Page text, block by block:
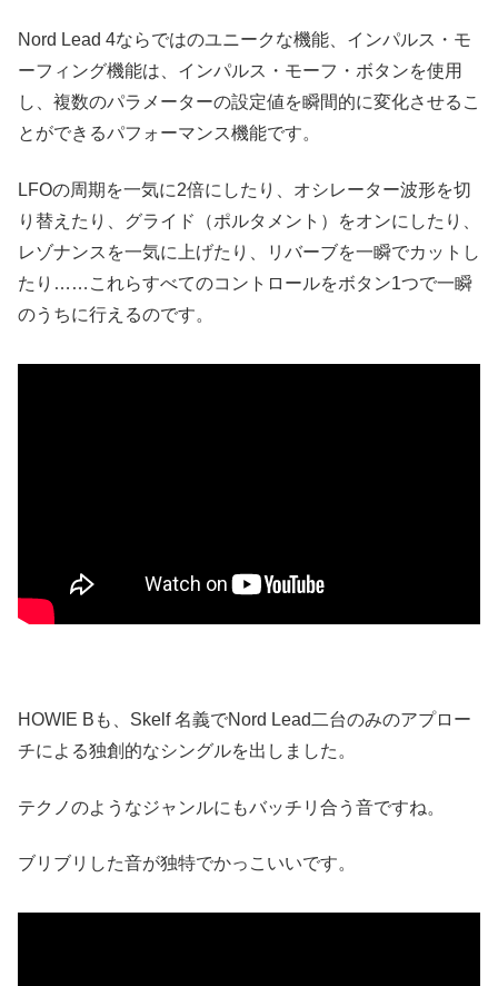
Nord Lead 4ならではのユニークな機能、インパルス・モ
ーフィング機能は、インパルス・モーフ・ボタンを使用
し、複数のパラメーターの設定値を瞬間的に変化させるこ
とができるパフォーマンス機能です。
LFOの周期を一気に2倍にしたり、オシレーター波形を切
り替えたり、グライド（ポルタメント）をオンにしたり、
レゾナンスを一気に上げたり、リバーブを一瞬でカットし
たり……これらすべてのコントロールをボタン1つで一瞬
のうちに行えるのです。
HOWIE Bも、Skelf 名義でNord Lead二台のみのアプロー
チによる独創的なシングルを出しました。
テクノのようなジャンルにもバッチリ合う音ですね。
ブリブリした音が独特でかっこいいです。